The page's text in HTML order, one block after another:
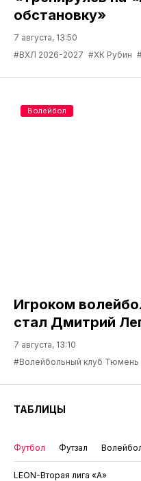
обстановку»
7 августа, 13:50
#ВХЛ 2026-2027 #ХК Рубин
Игроком
стал Дмитрий
7 августа, 13:10
#Волейбольный клуб Тюмень
Волейбол
ТАБЛИЦЫ
Футбол Футзал
LEON-Вторая лига «А»